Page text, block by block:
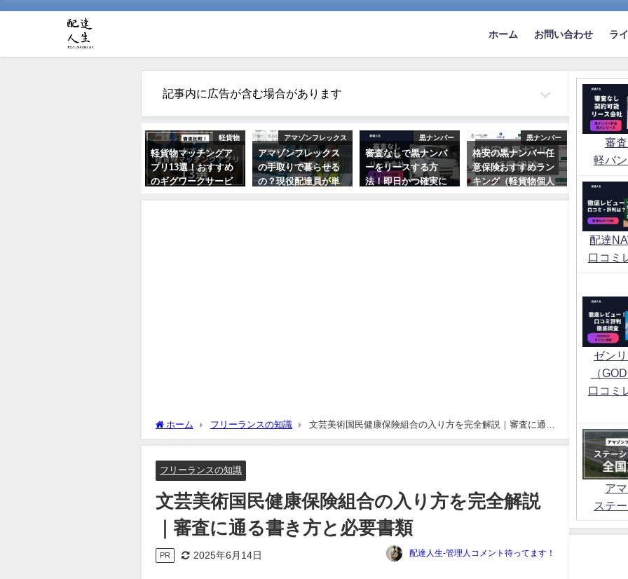
ホーム お問い合わせ ラ
記事内に広告が含む場合があります
軽貨物
軽貨物マッチングア
プリ13選！おすすめ
のギグワークサービ
アマゾンフレックス
アマゾンフレックス
の手取りで暮らせる
の？現役配達員が単
黒ナンバー
審査なしで黒ナンバ
ーをリースする方
法！即日かつ確実に
黒ナンバー
格安の黒ナンバー任
意保険おすすめラン
キング（軽貨物個人
ホーム フリーランスの知識
文芸美術国民健康保険組合の入り方を完全解説｜審査に通る
書き方と必要書類
フリーランスの知識
文芸美術国民健康保険組合の入り方を完全解説
｜審査に通る書き方と必要書類
PR 2025年6月14日 配達人生-管理人コメント待ってます！
審
軽バ
配達
口コミ
ゼン
（
口コミ
ア
ステ